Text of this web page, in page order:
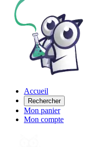
Accueil
Rechercher
Mon panier
Mon compte